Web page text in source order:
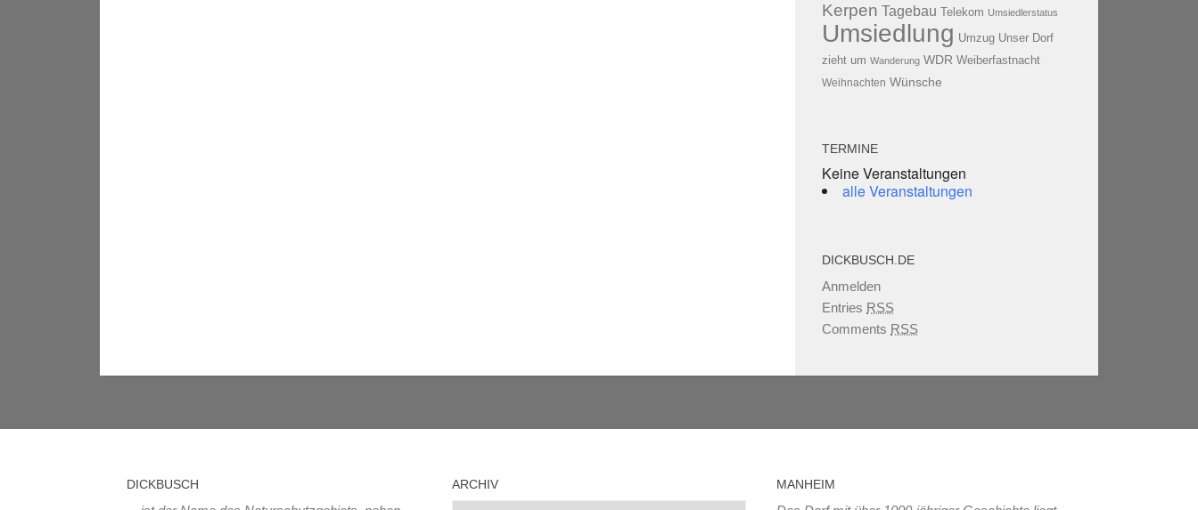
Kerpen Tagebau Telekom Umsiedlerstatus
Umsiedlung Umzug Unser Dorf
zieht um Wanderung WDR Weiberfastnacht
Weihnachten Wünsche
TERMINE
Keine Veranstaltungen
alle Veranstaltungen
DICKBUSCH.DE
Anmelden
Entries RSS
Comments RSS
DICKBUSCH ARCHIV MANHEIM